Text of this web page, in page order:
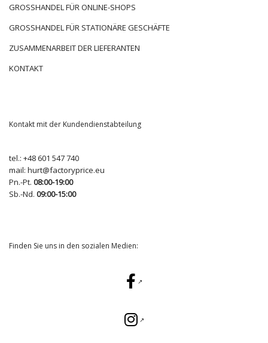
GROSSHANDEL FÜR ONLINE-SHOPS
GROSSHANDEL FÜR STATIONÄRE GESCHÄFTE
ZUSAMMENARBEIT DER LIEFERANTEN
KONTAKT
Kontakt mit der Kundendienstabteilung
tel.: +48 601 547 740
mail: hurt@factoryprice.eu
Pn.-Pt. 08:00-19:00
Sb.-Nd. 09:00-15:00
Finden Sie uns in den sozialen Medien: